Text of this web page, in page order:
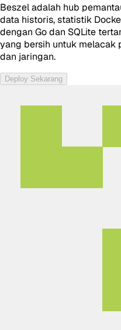
Beszel adalah hub
data historis, statistik
dengan Go dan SQLite
yang bersih untuk melacak
dan jaringan.
Deploy Sekarang